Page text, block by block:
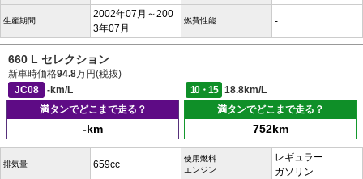
生産期間
2002年07月～200
3年07月
燃費性能 -
660 L セレクション
新車時価格94.8万円(税抜)
JC08
-km/L 10・15
18.8km/L
満タンでどこまで走る？
-km
満タンでどこまで走る？
752km
排気量 659cc
使用燃料
エンジン
レギュラー
ガソリン